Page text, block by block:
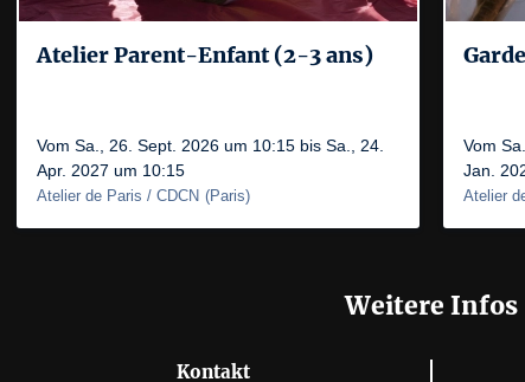
Atelier Parent-Enfant (2-3 ans)
Vom Sa., 26. Sept. 2026 um 10:15 bis Sa., 24.
Apr. 2027 um 10:15
Atelier de Paris / CDCN (Paris)
Vom
Jan.
Atelier
Weitere Infos
Kontakt